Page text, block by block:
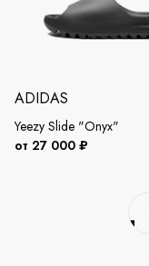
ADIDAS
Yeezy Slide "Onyx"
от 27 000 ₽